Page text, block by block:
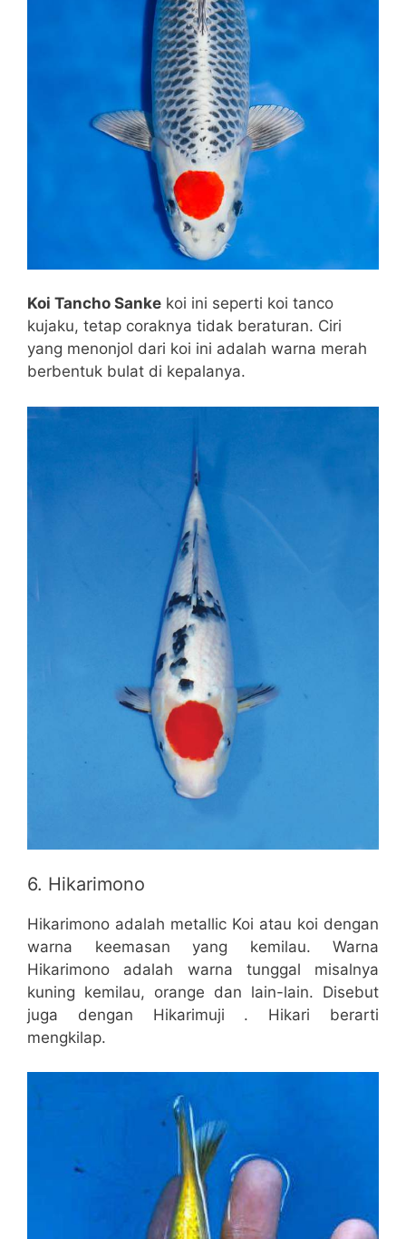
Koi Tancho Sanke koi ini seperti koi tanco
kujaku, tetap coraknya tidak beraturan. Ciri
yang menonjol dari koi ini adalah warna merah
berbentuk bulat di kepalanya.
6. Hikarimono
Hikarimono adalah metallic Koi atau koi dengan
warna keemasan yang kemilau. Warna
Hikarimono adalah warna tunggal misalnya
kuning kemilau, orange dan lain-lain. Disebut
juga dengan Hikarimuji . Hikari berarti
mengkilap.